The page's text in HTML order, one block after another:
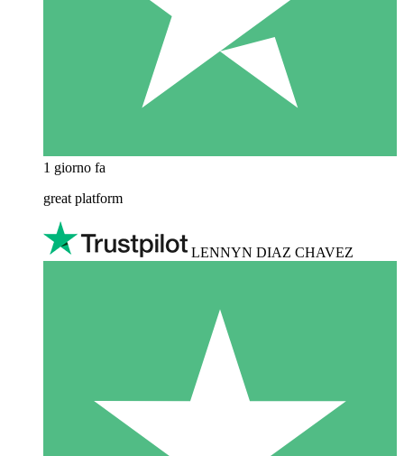
1 giorno fa
great platform
LENNYN DIAZ CHAVEZ